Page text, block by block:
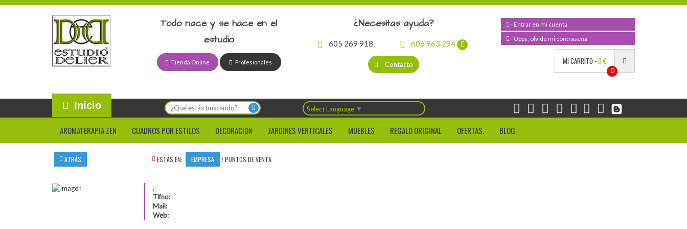
Todo nace y se hace en el
estudio
Tienda Online Profesionales
¿Necesitas ayuda?
605 269 918 606 963 294
Contacto
- Entrar en mi cuenta
- Upps, olvidé mi contraseña
MI CARRITO -0 €
0
Inicio Select Language ▼
AROMATERAPIA ZEN CUADROS POR ESTILOS DECORACION JARDINES VERTICALES MUEBLES REGALO ORIGINAL OFERTAS. BLOG
ATRÁS ESTÁS EN: EMPRESA /PUNTOS DE VENTA
,
Tlfno:
Mail:
Web: